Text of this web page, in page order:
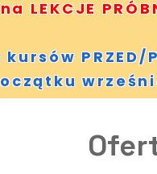
LEKCJE
PRZED/